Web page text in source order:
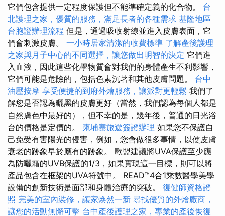
它們包含提供一定程度保護但不能準確定義的化合物。 台
北護理之家，優質的服務，滿足長者的各種需求 基隆地區
台胞證辦理流程 但是，通過吸收射線並進入皮膚表面，它
們會刺激皮膚。 一小時居家清潔的收費標準 了解產後護理
之家與月子中心的不同選擇，讓您做出明智的決定 它們進
入血液，因此這些化學物質會對我們的身體產生不利影響，
它們可能是危險的，包括色素沉著和其他皮膚問題。 台中
油壓按摩 享受便捷的到府外燴服務，讓派對更輕鬆 我們了
解您是否認為曬黑的皮膚更好（當然，我們認為每個人都是
自然膚色中最好的），但不幸的是，幾年後，普通的日光浴
台的價格是定價的。 柬埔寨旅遊簽證辦理 如果您不保護自
己免受有害陽光的侵害，例如，您會做很多事情，以使皮膚
衰老的跡象早於應有的跡象。 歐盟建議將UVA保護至少應
為防曬霜的UVB保護的1/3，如果實現這一目標，則可以將
產品包含在框架的UVA符號中。 READ™4合1乘數醫學美學
設備的創新技術是面部和身體治療的突破。 復健師資格證
照 完美的室內裝修，讓家焕然一新 尋找優質的外燴廠商，
讓您的活動無懈可擊 台中產後護理之家，專業的產後恢復